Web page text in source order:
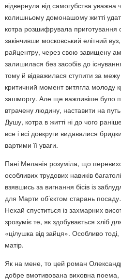
відвернула від самогубства
колишньому домонашому житті
котра розшифрувала приготування
закінчивши московський елітний
райцентру, через свою завищену
залишилася без засобів до
тому й відважилася ступити за
критичний момент витягла молоду
зашморгу. Але ще важливіше було
втрачену людину, наставити на
Душу, котра в житті ні до чого
все і всі довкруги видавалися
вартими її уваги.
Пані Меланія розуміла, що
особливих трудових навиків
взявшись за вигнання бісів із
для Марти об’єктом старань
Нехай спуститься із захмарних
зрозуміє те, як здобувається хліб
«цілушка від зайця». Особливо
матір.
Як на мене, то цей роман
добре вмотивована виховна поема,